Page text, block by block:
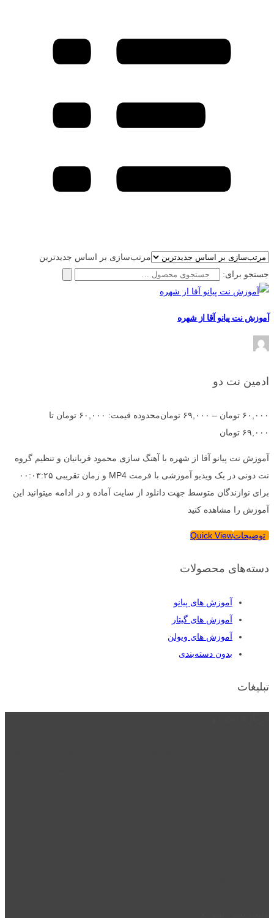
مرتب‌سازی بر اساس جدیدترین
جستجو برای:
آموزش نت پیانو آقا از شهره
ادمین نت دو
۶۰,۰۰۰ تومان – ۶۹,۰۰۰ تومان
محدوده قیمت: ۶۰,۰۰۰ تومان تا
۶۹,۰۰۰ تومان
آموزش نت پیانو آقا از شهره با آهنگ سازی محمود قربانیان و تنظیم گروه
نت دونی در یک ویدیو آموزشی با فرمت MP4 و زمان تقریبی ۰۰:۰۳:۲۵
برای نوازندگان متوسط جهت دانلود از سایت آماده و در ادامه میتوانید این
آموزش را مشاهده کنید
توضیحاتQuick View
دسته‌های محصولات
آموزش های پیانو
آموزش های گیتار
آموزش های ویولن
بدون دسته‌بندی
تبلیغات